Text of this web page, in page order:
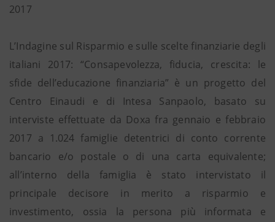
2017
L’Indagine sul Risparmio e sulle scelte finanziarie degli
italiani 2017: “Consapevolezza, fiducia, crescita: le
sfide dell’educazione finanziaria” è un progetto del
Centro Einaudi e di Intesa Sanpaolo, basato su
interviste effettuate da Doxa fra gennaio e febbraio
2017 a 1.024 famiglie detentrici di conto corrente
bancario e/o postale o di una carta equivalente;
all’interno della famiglia è stato intervistato il
principale decisore in merito a risparmio e
investimento, ossia la persona più informata e